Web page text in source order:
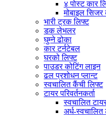
४ पोस्ट कार
मोबाइल सिजर
भारी ट्रक लिफ्ट
डक लेभलर
घुम्ने ढोका
कार टर्नटेबल
घरको लिफ्ट
पाउडर कोटिंग लाइन
ढल प्रशोधन प्लान्ट
स्वचालित कैंची लिफ्ट
टायर परिवर्तनकर्ता
स्वचालित टायर
अर्ध-स्वचालित